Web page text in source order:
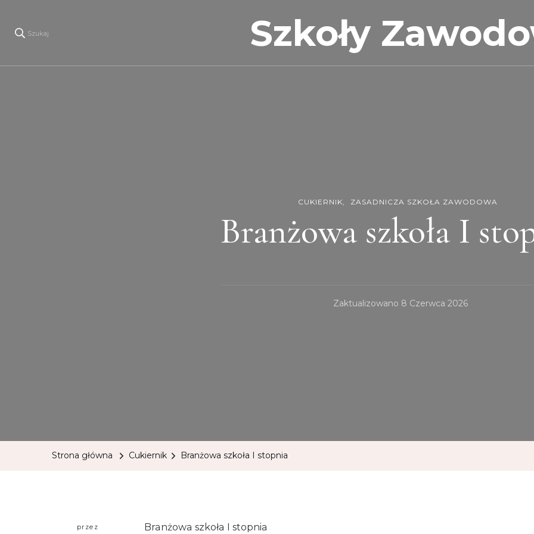
Szukaj Szkoły
CUKIERNIK ZASADNICZA SZKOŁA ZAWODOWA
Branżowa szkoła I
Zaktualizowano 8 Czerwca 2026
Strona główna Cukiernik Branżowa szkoła I stopnia
przez Branżowa szkoła I stopnia